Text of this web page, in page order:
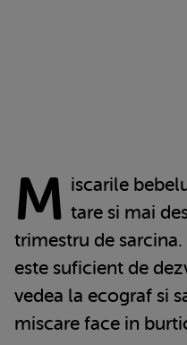
M iscarile
tare si mai
trimestru de
este suficient de
vedea la ecograf si
miscare face in